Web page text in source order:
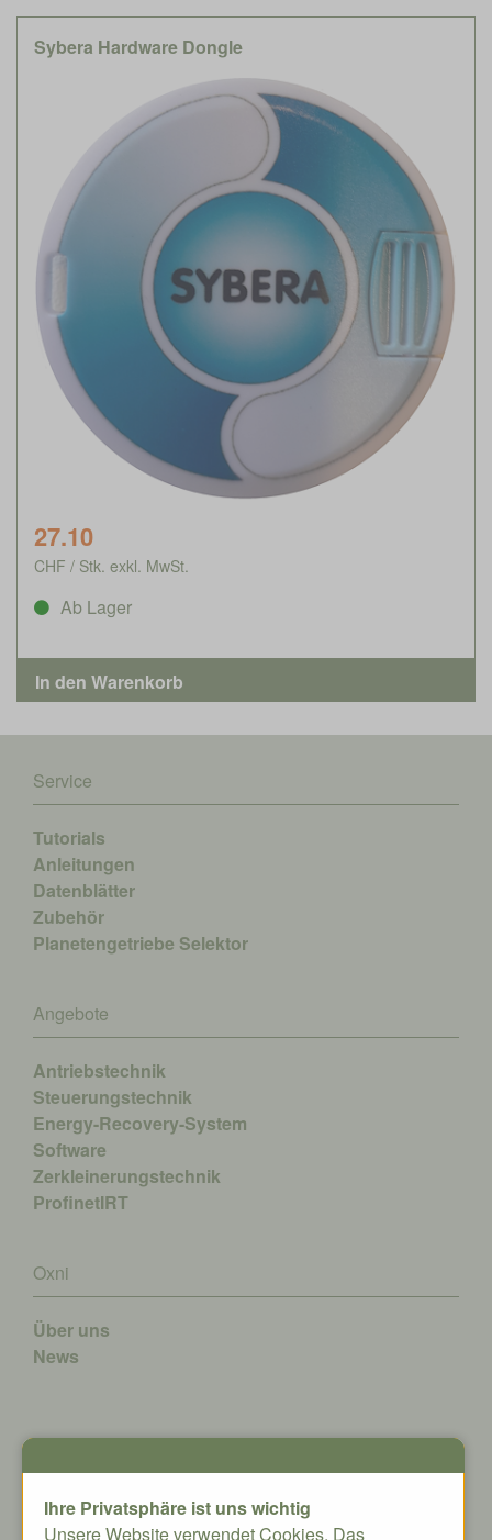
Sybera Hardware Dongle
27.10
CHF / Stk. exkl. MwSt.
Ab Lager
Service
Tutorials
Anleitungen
Datenblätter
Zubehör
Planetengetriebe Selektor
Angebote
Antriebstechnik
Steuerungstechnik
Energy-Recovery-System
Software
Zerkleinerungstechnik
ProfinetIRT
Oxni
Über uns
News
Oxni GmbH
Ihre Privatsphäre ist uns wichtig
Unsere Website verwendet Cookies. Das